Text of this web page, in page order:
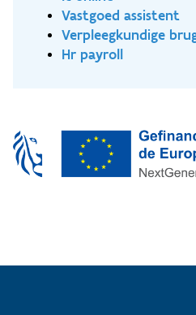
Werkplekleren: kennismaken en meehelpen bij het
installeren van
ventilatiesystemen in een
Werkplekleren voor
(zelfstandig) uitvoeren van
klimatisatiesystemen in
Graduaatsproef: oplossen
Vastgoed assistent
Verpleegkundige
Hr payroll